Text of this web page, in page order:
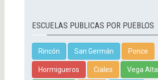
ESCUELAS PUBLICAS POR PUEBLOS
Rincón San Germán Ponce
Hormigueros Ciales Vega Alta